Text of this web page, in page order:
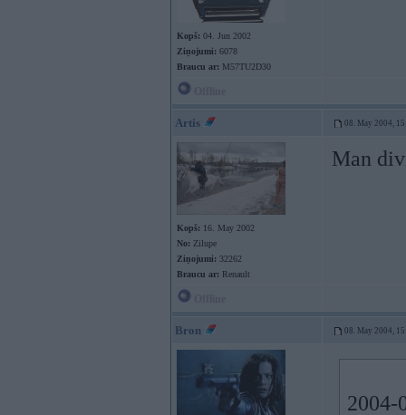
Kopš: 04. Jun 2002
Ziņojumi: 6078
Braucu ar: M57TU2D30
Artis 08. May 2004,
Kopš: 16. May 2002
No: Zilupe
Ziņojumi: 32262
Braucu ar: Renault
Man
Bron 08. May 2004,
2004-